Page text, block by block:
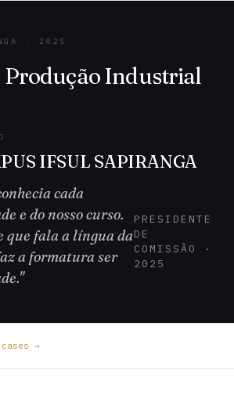
· 2025
Produção Industrial
IFSUL SAPIRANGA
cada
e do nosso curso.
que fala a língua da
a formatura ser
PRESIDENTE
DE
COMISSÃO ·
2025
→